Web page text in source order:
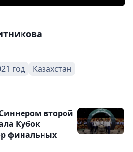
год Казахстан
второй
Кубок
финальных